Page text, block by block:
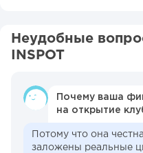
Неудобные
INSPOT
Почему ваша
на открытие
Потому что она
заложены реальные